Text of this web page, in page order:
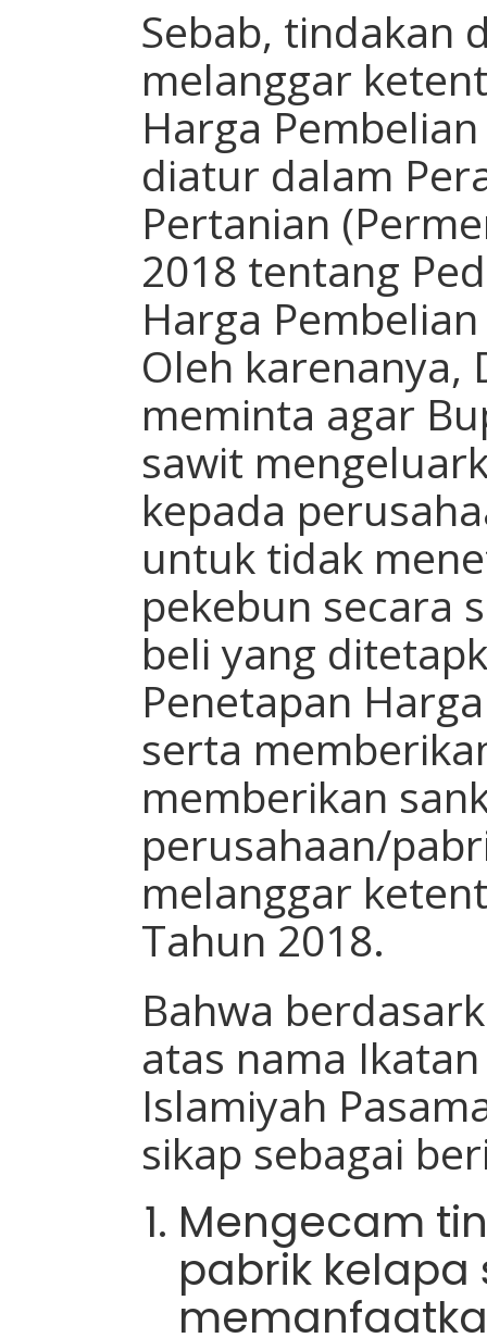
Sebab, tindakan
melanggar
Harga
diatur dalam
Pertanian
2018 tentang
Harga
Oleh karenanya,
meminta agar
sawit
kepada
untuk tidak
pekebun secara
beli yang
Penetapan
serta
memberikan
perusahaan/
melanggar
Tahun 2018.
Bahwa
atas nama
Islamiyah
sikap sebagai
Mengecam
pabrik kelapa